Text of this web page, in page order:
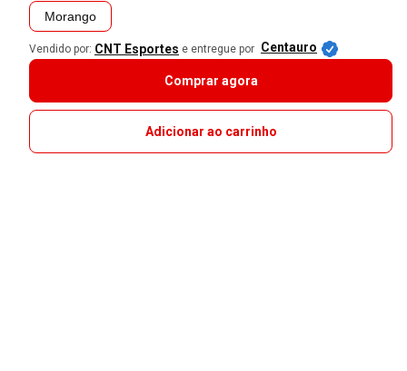
Morango
Vendido por: CNT Esportes e entregue por Centauro
Comprar agora
Adicionar ao carrinho